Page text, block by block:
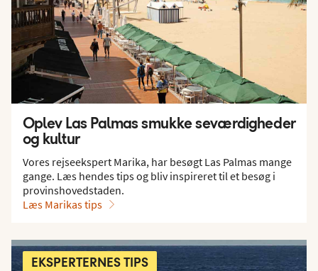
Oplev Las Palmas smukke seværdigheder
og kultur
Vores rejseekspert Marika, har besøgt Las Palmas mange
gange. Læs hendes tips og bliv inspireret til et besøg i
provinshovedstaden.
Læs Marikas tips
EKSPERTERNES TIPS